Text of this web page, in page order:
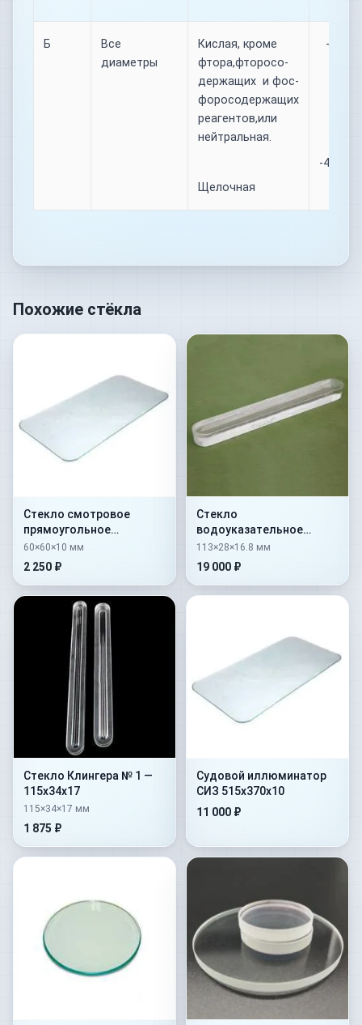
Б
Все
диаметры
Кислая, кроме
фтора,фторосо-
держащих и фос-
форосодержащих
реагентов,или
нейтральная.
Щелочная
-40…+
-
Похожие стёкла
Стекло смотровое
прямоугольное
закаленное тип Б
60х60х10
60×60×10 мм
2 250 ₽
Стекло
водоуказательное
гладкое № 1 —
113х28х16,8
113×28×16.8 мм
19 000 ₽
Стекло Клингера № 1 —
115х34х17
115×34×17 мм
1 875 ₽
Судовой иллюминатор
СИЗ 515х370х10
11 000 ₽